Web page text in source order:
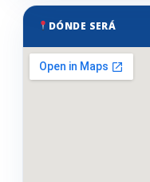
DÓNDE SERÁ